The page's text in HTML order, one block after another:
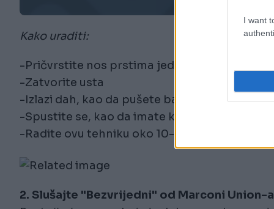
I want
Kako uraditi:
-Pričvrstite nos prstima jedne ruke;
-Zatvorite usta
-Izlazi dah, kao da pušete balon;
-Spustite se, kao da imate kretanje crijeva;
-Radite ovu tehniku oko 10-15 sekundi.
2. Slušajte "Bezvrijedni" od Marconi Union-a